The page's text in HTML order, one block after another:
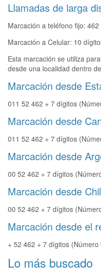
Llamadas de larga
Marcación a teléfono fijo:
Marcación a Celular: 10
Esta marcación se utiliza
desde una localidad dentro
Marcación desde
011 52 462 + 7 dígitos
Marcación desde
011 52 462 + 7 dígitos
Marcación desde
00 52 462 + 7 dígitos
Marcación desde
00 52 462 + 7 dígitos
Marcación desde el
+ 52 462 + 7 dígitos (Número
Lo más buscado